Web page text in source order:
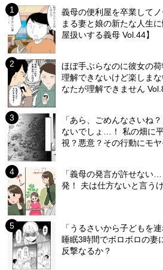
義母の便利屋を卒業して
まる妻と娘の新たな人生
屋扱いする義母 Vol.44】
ほぼ手ぶらなのに彼女の
理解できないけど楽しま
なたが理解できません
「あら、ごめんなさいね
ないでしょ…！ 私の畑に
視？悪意？その行動にモ
「義母の発言が許せない
発！ 夫は仕方ないと言う
「うるさいから子どもを
睡眠3時間でボロボロの
反撃なるか？